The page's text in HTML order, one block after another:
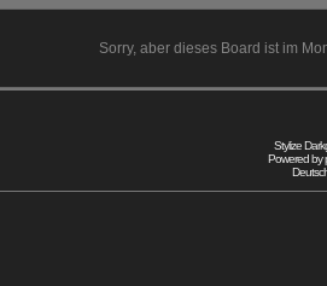
Sorry, aber dieses Board ist im
Stylize
Powered by